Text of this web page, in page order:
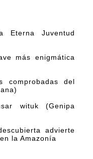
Eterna Juventud
más enigmática
comprobadas del
wituk (Genipa
advierte
la Amazonía